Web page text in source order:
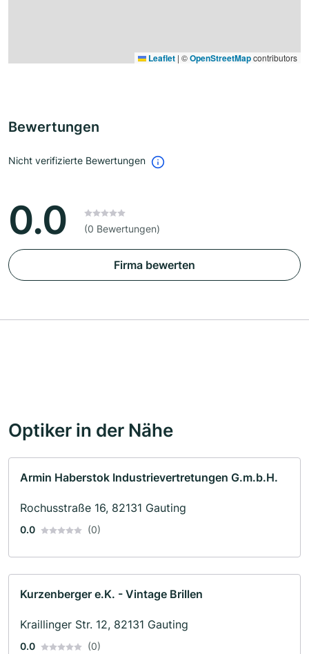
Leaflet | ©OpenStreetMapcontributors
Bewertungen
Nicht verifizierte Bewertungen
0.0 (0 Bewertungen)
Firma bewerten
Optiker in der Nähe
Armin Haberstok Industrievertretungen G.m.b.H.
Rochusstraße 16, 82131 Gauting
0.0 (0)
Kurzenberger e.K. - Vintage Brillen
Kraillinger Str. 12, 82131 Gauting
0.0 (0)